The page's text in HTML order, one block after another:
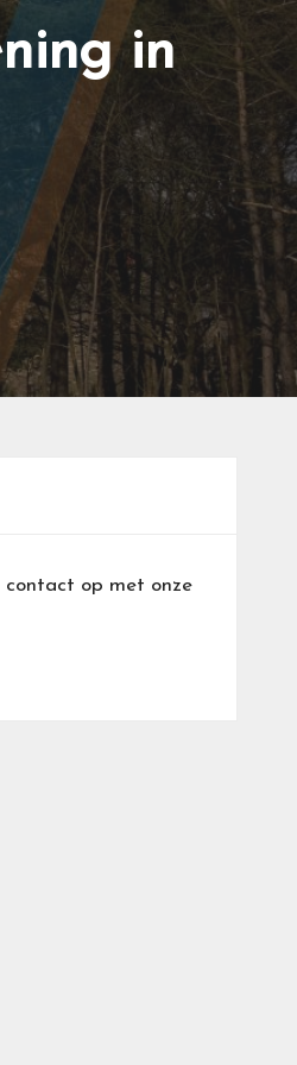
in
op met onze